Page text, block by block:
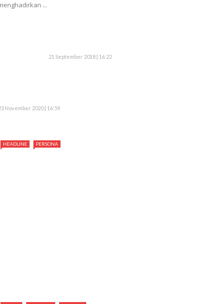
...
21 September 2018 | 16:22
November 2020 | 16:59
HEADLINE PERSONA